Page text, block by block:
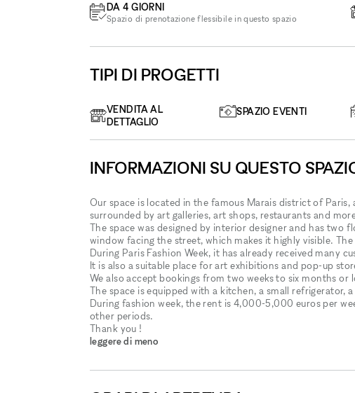
DA 4 GIORNI
Spazio di prenotazione flessibile in questo spazio
TIPI DI PROGETTI
VENDITA AL
DETTAGLIO
SPAZIO EVENTI
INFORMAZIONI SU QUESTO
Our space is located in the famous Marais district of
surrounded by art galleries, art shops, restaurants and
The space was designed by interior designer and has two
window facing the street, which makes it highly visible.
During Paris Fashion Week, it has already received many
It is also a suitable place for art exhibitions and pop-up
We also accept bookings from two weeks to six months or
The space is equipped with a kitchen, a small refrigerator,
During fashion week, the rent is 4,000-5,000 euros per
other periods.
Thank you !
leggere di meno